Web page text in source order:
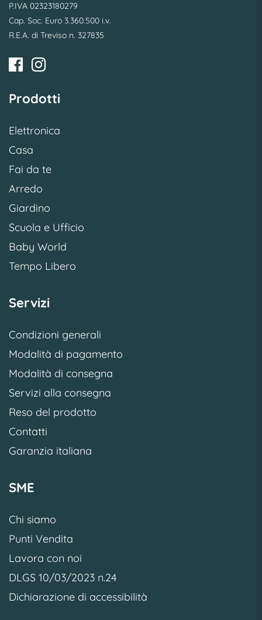
P.IVA 02323180279
Cap. Soc. Euro 3.360.500 i.v.
R.E.A. di Treviso n. 327835
Prodotti
Elettronica
Casa
Fai da te
Arredo
Giardino
Scuola e Ufficio
Baby World
Tempo Libero
Servizi
Condizioni generali
Modalità di pagamento
Modalità di consegna
Servizi alla consegna
Reso del prodotto
Contatti
Garanzia italiana
SME
Chi siamo
Punti Vendita
Lavora con noi
DLGS 10/03/2023 n.24
Dichiarazione di accessibilità